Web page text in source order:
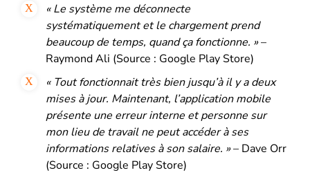
« Le système me déconnecte
systématiquement et le chargement prend
beaucoup de temps, quand ça fonctionne. »–
Raymond Ali (Source : Google Play Store)
« Tout fonctionnait très bien jusqu’à il y a deux
mises à jour. Maintenant, l’application mobile
présente une erreur interne et personne sur
mon lieu de travail ne peut accéder à ses
informations relatives à son salaire. »– Dave Orr
(Source : Google Play Store)